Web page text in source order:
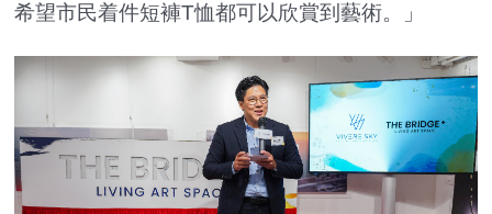
希望市民着件短褲T恤都可以欣賞到藝術。」